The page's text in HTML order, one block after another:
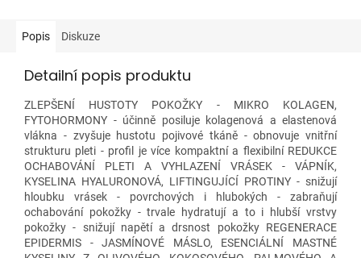
Popis Diskuze
Detailní popis produktu
ZLEPŠENÍ HUSTOTY POKOŽKY - MIKRO KOLAGEN,
FYTOHORMONY - účinně posiluje kolagenová a elastenová
vlákna - zvyšuje hustotu pojivové tkáně - obnovuje vnitřní
strukturu pleti - profil je více kompaktní a flexibilní REDUKCE
OCHABOVÁNÍ PLETI A VYHLAZENÍ VRÁSEK - VÁPNÍK,
KYSELINA HYALURONOVÁ, LIFTINGUJÍCÍ PROTINY - snižují
hloubku vrásek - povrchových i hlubokých - zabraňují
ochabování pokožky - trvale hydratují a to i hlubší vrstvy
pokožky - snižují napětí a drsnost pokožky REGENERACE
EPIDERMIS - JASMÍNOVÉ MÁSLO, ESENCIÁLNÍ MASTNÉ